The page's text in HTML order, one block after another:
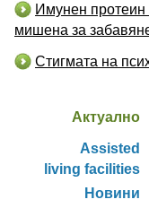
Имунен протеин
мишена за
Стигмата на
Актуално
Assisted
living facilities
Новини